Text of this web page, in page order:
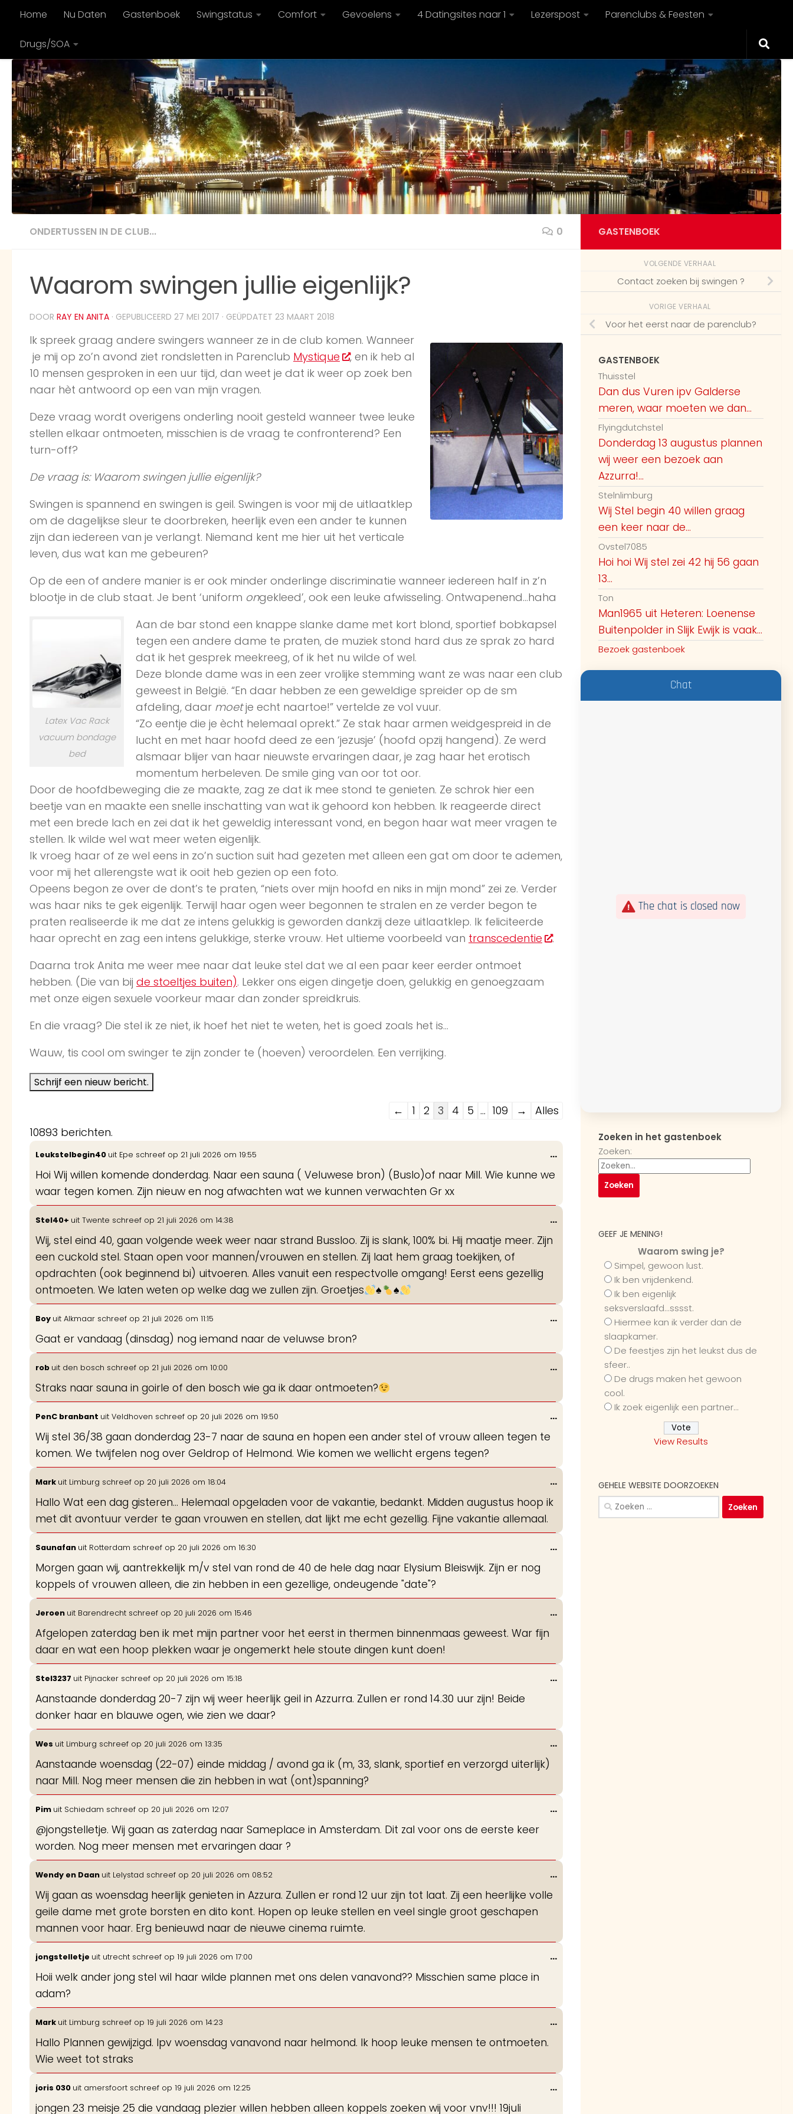
Doorgaan naar inhoud
Home Nu Daten Gastenboek Swingstatus Comfort Gevoelens 4 Datingsites naar 1 Lezerspost Parenclubs & Feesten
Drugs/SOA
ONDERTUSSEN IN DE CLUB... 0
Waarom swingen jullie eigenlijk?
DOOR RAY EN ANITA · GEPUBLICEERD 27 MEI 2017 · GEÜPDATET 23 MAART 2018
Ik spreek graag andere swingers wanneer ze in de club komen. Wanneer
je mij op zo’n avond ziet rondsletten in Parenclub Mystique
, en ik heb al
10 mensen gesproken in een uur tijd, dan weet je dat ik weer op zoek ben
naar hèt antwoord op een van mijn vragen.
Deze vraag wordt overigens onderling nooit gesteld wanneer twee leuke
stellen elkaar ontmoeten, misschien is de vraag te confronterend? Een
turn-off?
De vraag is: Waarom swingen jullie eigenlijk?
Swingen is spannend en swingen is geil. Swingen is voor mij de uitlaatklep
om de dagelijkse sleur te doorbreken, heerlijk even een ander te kunnen
zijn dan iedereen van je verlangt. Niemand kent me hier uit het verticale
leven, dus wat kan me gebeuren?
Op de een of andere manier is er ook minder onderlinge discriminatie wanneer iedereen half in z’n
blootje in de club staat. Je bent ‘uniform ongekleed’, ook een leuke afwisseling. Ontwapenend…haha
Latex Vac Rack
vacuum bondage
bed
Aan de bar stond een knappe slanke dame met kort blond, sportief bobkapsel
tegen een andere dame te praten, de muziek stond hard dus ze sprak zo hard
dat ik het gesprek meekreeg, of ik het nu wilde of wel.
Deze blonde dame was in een zeer vrolijke stemming want ze was naar een club
geweest in België. “En daar hebben ze een geweldige spreider op de sm
afdeling, daar moetje echt naartoe!” vertelde ze vol vuur.
“Zo eentje die je ècht helemaal oprekt.” Ze stak haar armen weidgespreid in de
lucht en met haar hoofd deed ze een ‘jezusje’ (hoofd opzij hangend). Ze werd
alsmaar blijer van haar nieuwste ervaringen daar, je zag haar het erotisch
momentum herbeleven. De smile ging van oor tot oor.
Door de hoofdbeweging die ze maakte, zag ze dat ik mee stond te genieten. Ze schrok hier een
beetje van en maakte een snelle inschatting van wat ik gehoord kon hebben. Ik reageerde direct
met een brede lach en zei dat ik het geweldig interessant vond, en begon haar wat meer vragen te
stellen. Ik wilde wel wat meer weten eigenlijk.
Ik vroeg haar of ze wel eens in zo’n suction suit had gezeten met alleen een gat om door te ademen,
voor mij het allerengste wat ik ooit heb gezien op een foto.
Opeens begon ze over de dont’s te praten, “niets over mijn hoofd en niks in mijn mond” zei ze. Verder
was haar niks te gek eigenlijk. Terwijl haar ogen weer begonnen te stralen en ze verder begon te
praten realiseerde ik me dat ze intens gelukkig is geworden dankzij deze uitlaatklep. Ik feliciteerde
haar oprecht en zag een intens gelukkige, sterke vrouw. Het ultieme voorbeeld van transcedentie
.
Daarna trok Anita me weer mee naar dat leuke stel dat we al een paar keer eerder ontmoet
hebben. (Die van bij de stoeltjes buiten). Lekker ons eigen dingetje doen, gelukkig en genoegzaam
met onze eigen sexuele voorkeur maar dan zonder spreidkruis.
En die vraag? Die stel ik ze niet, ik hoef het niet te weten, het is goed zoals het is…
Wauw, tis cool om swinger te zijn zonder te (hoeven) veroordelen. Een verrijking.
Navigatie
de
lijst
← 1 2 3 4 5 ... 109 →
Alles
10893 berichten.
Leukstelbegin40 uit Epe schreef op 21 juli 2026 om 19:55
Hoi Wij willen komende donderdag. Naar een sauna ( Veluwese bron) (Buslo)of naar Mill. Wie kunne we
waar tegen komen. Zijn nieuw en nog afwachten wat we kunnen verwachten Gr xx
...Wissel
Stel40+ uit Twente schreef op 21 juli 2026 om 14:38
Wij, stel eind 40, gaan volgende week weer naar strand Bussloo. Zij is slank, 100% bi. Hij maatje meer. Zijn
een cuckold stel. Staan open voor mannen/vrouwen en stellen. Zij laat hem graag toekijken, of
opdrachten (ook beginnend bi) uitvoeren. Alles vanuit een respectvolle omgang! Eerst eens gezellig
ontmoeten. We laten weten op welke dag we zullen zijn. Groetjes
♠️ ♠️
...Wissel
Boy uit Alkmaar schreef op 21 juli 2026 om 11:15
Gaat er vandaag (dinsdag) nog iemand naar de veluwse bron?
...Wissel
metabox.
rob uit den bosch schreef op 21 juli 2026 om 10:00
Straks naar sauna in goirle of den bosch wie ga ik daar ontmoeten?
...Wissel
metabox.
PenC branbant uit Veldhoven schreef op 20 juli 2026 om 19:50
Wij stel 36/38 gaan donderdag 23-7 naar de sauna en hopen een ander stel of vrouw alleen tegen te
komen. We twijfelen nog over Geldrop of Helmond. Wie komen we wellicht ergens tegen?
...Wissel
Mark uit Limburg schreef op 20 juli 2026 om 18:04
Hallo Wat een dag gisteren... Helemaal opgeladen voor de vakantie, bedankt. Midden augustus hoop ik
met dit avontuur verder te gaan vrouwen en stellen, dat lijkt me echt gezellig. Fijne vakantie allemaal.
...Wissel
Saunafan uit Rotterdam schreef op 20 juli 2026 om 16:30
Morgen gaan wij, aantrekkelijk m/v stel van rond de 40 de hele dag naar Elysium Bleiswijk. Zijn er nog
koppels of vrouwen alleen, die zin hebben in een gezellige, ondeugende "date"?
...Wissel
Jeroen uit Barendrecht schreef op 20 juli 2026 om 15:46
Afgelopen zaterdag ben ik met mijn partner voor het eerst in thermen binnenmaas geweest. War fijn
daar en wat een hoop plekken waar je ongemerkt hele stoute dingen kunt doen!
...Wissel
Stel3237 uit Pijnacker schreef op 20 juli 2026 om 15:18
Aanstaande donderdag 20-7 zijn wij weer heerlijk geil in Azzurra. Zullen er rond 14.30 uur zijn! Beide
donker haar en blauwe ogen, wie zien we daar?
...Wissel
Wes uit Limburg schreef op 20 juli 2026 om 13:35
Aanstaande woensdag (22-07) einde middag / avond ga ik (m, 33, slank, sportief en verzorgd uiterlijk)
naar Mill. Nog meer mensen die zin hebben in wat (ont)spanning?
...Wissel
Pim uit Schiedam schreef op 20 juli 2026 om 12:07
@jongstelletje. Wij gaan as zaterdag naar Sameplace in Amsterdam. Dit zal voor ons de eerste keer
worden. Nog meer mensen met ervaringen daar ?
...Wissel
Wendy en Daan uit Lelystad schreef op 20 juli 2026 om 08:52
Wij gaan as woensdag heerlijk genieten in Azzura. Zullen er rond 12 uur zijn tot laat. Zij een heerlijke volle
geile dame met grote borsten en dito kont. Hopen op leuke stellen en veel single groot geschapen
mannen voor haar. Erg benieuwd naar de nieuwe cinema ruimte.
...Wissel
jongstelletje uit utrecht schreef op 19 juli 2026 om 17:00
Hoii welk ander jong stel wil haar wilde plannen met ons delen vanavond?? Misschien same place in
adam?
...Wissel
Mark uit Limburg schreef op 19 juli 2026 om 14:23
Hallo Plannen gewijzigd. Ipv woensdag vanavond naar helmond. Ik hoop leuke mensen te ontmoeten.
Wie weet tot straks
...Wissel
joris 030 uit amersfoort schreef op 19 juli 2026 om 12:25
jongen 23 meisje 25 die vandaag plezier willen hebben alleen koppels zoeken wij voor vnv!!! 19juli
...Wissel
GASTENBOEK
VOLGENDE VERHAAL
Contact zoeken bij swingen ?
VORIGE VERHAAL
Voor het eerst naar de parenclub?
GASTENBOEK
Thuisstel
Dan dus Vuren ipv Galderse
meren, waar moeten we dan...
Flyingdutchstel
Donderdag 13 augustus plannen
wij weer een bezoek aan
Azzurra!...
Stelnlimburg
Wij Stel begin 40 willen graag
een keer naar de...
Ovstel7085
Hoi hoi Wij stel zei 42 hij 56 gaan
13...
Ton
Man1965 uit Heteren: Loenense
Buitenpolder in Slijk Ewijk is vaak...
Bezoek gastenboek
Chat
The chat is closed now
Zoeken in het gastenboek
Zoeken:
GEEF JE MENING!
Waarom swing je?
Simpel, gewoon lust.
Ik ben vrijdenkend.
Ik ben eigenlijk
seksverslaafd...sssst.
Hiermee kan ik verder dan de
slaapkamer.
De feestjes zijn het leukst dus de
sfeer..
De drugs maken het gewoon
cool.
Ik zoek eigenlijk een partner...
View Results
GEHELE WEBSITE DOORZOEKEN
Zoeken
naar: